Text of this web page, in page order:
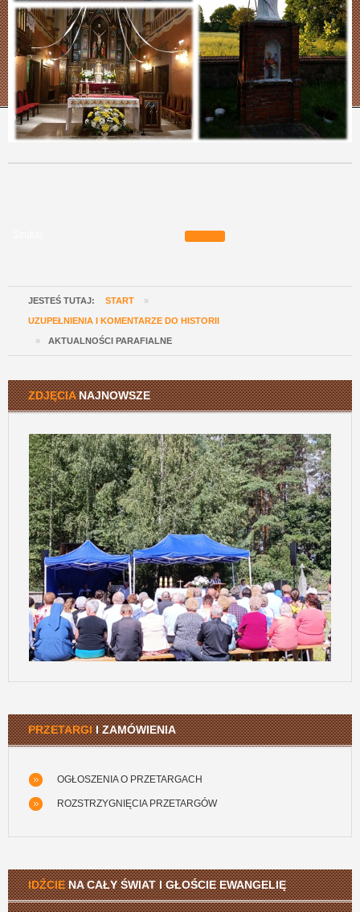
JESTEŚ TUTAJ: START »
UZUPEŁNIENIA I KOMENTARZE DO HISTORII
» AKTUALNOŚCI PARAFIALNE
ZDJĘCIANAJNOWSZE
PRZETARGII ZAMÓWIENIA
OGŁOSZENIA O PRZETARGACH
ROZSTRZYGNIĘCIA PRZETARGÓW
IDŹCIENA CAŁY ŚWIAT I GŁOŚCIE EWANGELIĘ